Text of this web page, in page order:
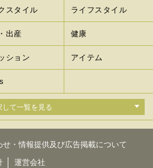
スタイル ライフスタイル
出産 健康
ション アイテム
せ・情報提供及び広告掲載について
運営会社